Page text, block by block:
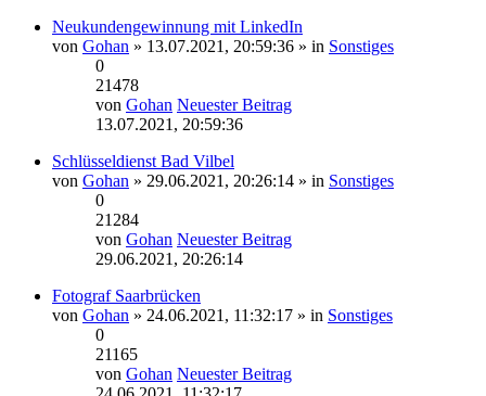
Neukundengewinnung mit LinkedIn
von Gohan » 13.07.2021, 20:59:36 » in Sonstiges
0
21478
von Gohan Neuester Beitrag
13.07.2021, 20:59:36
Schlüsseldienst Bad Vilbel
von Gohan » 29.06.2021, 20:26:14 » in Sonstiges
0
21284
von Gohan Neuester Beitrag
29.06.2021, 20:26:14
Fotograf Saarbrücken
von Gohan » 24.06.2021, 11:32:17 » in Sonstiges
0
21165
von Gohan Neuester Beitrag